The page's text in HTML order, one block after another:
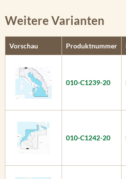
Weitere Varianten
Vorschau Produktnummer
010-C1239-20
010-C1242-20